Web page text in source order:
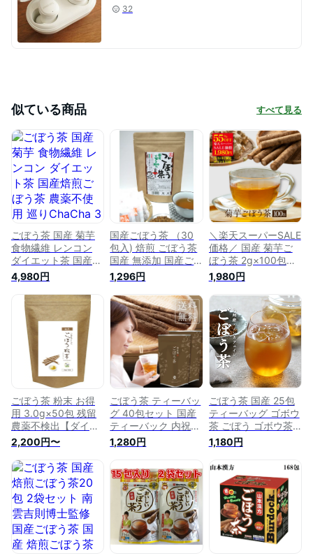
32
似ている商品 すべて見る
ごぼう茶 国産 菊芋
食物繊維 レンコン
ダイエット茶 国産焙
煎ごぼう茶 農薬不使
用 巡りChaCha 3個
セット 120包 健康茶
ノンカフェイン ブレ
ンドティー
4,980円
国産ごぼう茶 （30
包入) 焙煎 ごぼう茶
国産 無添加 国産ご
ぼう茶 焙煎ごぼう茶
ゴボウ茶 焙煎 牛蒡
茶 ごぼうちゃ 野菜
茶 美味しい ダイエ
ット ごぼう 茶 イヌ
リン 食物繊維 腸内
環境 お茶 飲み物 サ
ポニン 健康茶 ティ
ーパック ティーバッ
グ ゴボウ 日本製 ダ
イエット茶
1,296円
＼楽天スーパーSALE
価格／ 国産 菊芋ご
ぼう茶 2g×100包入
ティーバッグ ノンカ
フェイン 送料無料
健康茶 イヌリン 食
物繊維 お茶 菊芋茶
ごぼう茶 キクイモ茶
牛蒡茶 ティーパック
1,980円
ごぼう茶 粉末 お得
用 3.0g×50包 残留
農薬不検出【ダイエ
ット飲料/ダイエット
茶/ゴボウ茶/国産ご
ぼう茶/ごぼう茶/ご
ぼう茶 国産/ごぼう
茶 国産 送料無料 テ
ィーパック/国産ごぼ
う茶 送料無料/ゴボ
ウ茶/国産ゴボウ茶/
ティーバッグ ノンカ
フェイン 縁起物】
2,200円〜
ごぼう茶 ティーバッ
グ 40包セット 国産
ティーバック 内祝い
ティーパック パック
お茶 ギフト ゴボウ
無料 還暦祝い 健康
茶 ティー 国産ごぼ
う茶 牛蒡茶 食物繊
維 腸活 ダイエット
ポイント消化
1,280円
ごぼう茶 国産 25包
ティーバッグ ゴボウ
茶 ごぼう ゴボウ茶
お茶 食物繊維 ダイ
エット ノンカフェイ
ン 健康茶 美容 クレ
ンズ クレンズダイエ
ット リグニン 焙煎
加工 送料無料 レビ
ュー特典
1,180円